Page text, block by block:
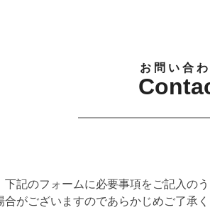
お問い合
記のフォームに必要事項をご記入のう
がございますのであらかじめご了承く